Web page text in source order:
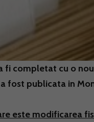
fi completat cu o
a fost publicata in
este modificarea